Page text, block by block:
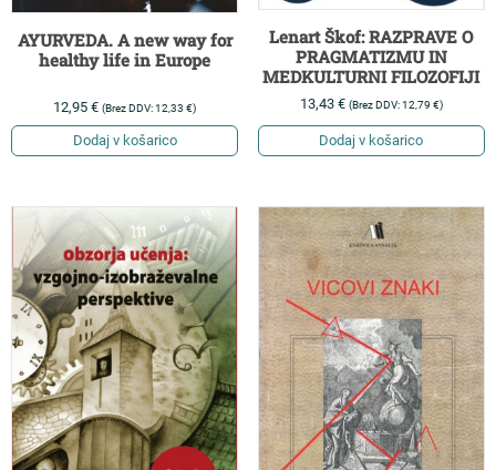
AYURVEDA. A new way for
healthy life in Europe
12,95€ (Brez DDV:12,33€)
Dodaj v košarico
Lenart Škof: RAZPRAVE O
PRAGMATIZMU IN
MEDKULTURNI FILOZOFIJI
13,43 € (Brez DDV:12,79 €)
Dodaj v košarico